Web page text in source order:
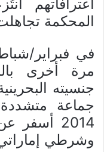
اعترافاتهم
المحكمة
مرة أخرى
جنسيته
جماعة
2014
وشرطي